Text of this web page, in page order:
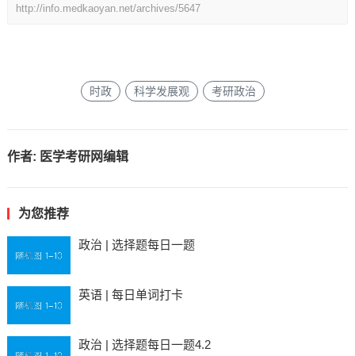
http://info.medkaoyan.net/archives/5647
时政 科学发展观 考研政治
作者: 医学考研网编辑
为您推荐
政治 | 选择题每日一题
英语 | 每日单词打卡
政治 | 选择题每日一题4.2